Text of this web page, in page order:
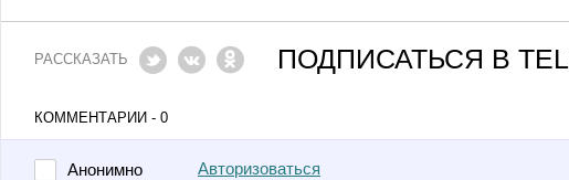
РАССКАЗАТЬ ПОДПИСАТЬСЯ В
КОММЕНТАРИИ - 0
Анонимно Авторизоваться